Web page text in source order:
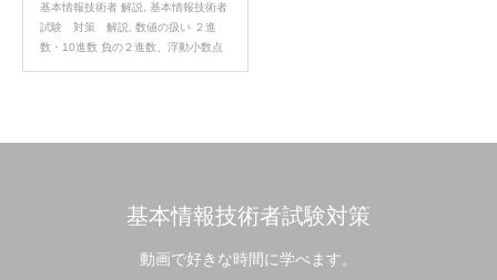
基本情報技術者 解説
基本情報技術者
試験 対策 解説
数値の扱い ２進
数・10進数 負の２進数、浮動小数点
基本情報技術者試験対策
動画で好きな時間に学べます。